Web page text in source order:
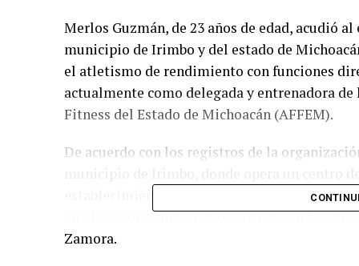
Merlos Guzmán, de 23 años de edad, acudió
municipio de Irimbo y del estado de
el atletismo de rendimiento con funciones
actualmente como delegada y entrenadora
Fitness del Estado de Michoacán (AFFEM).
De acuerdo con los registros de la
establecimiento de alimentación orientada
en Fisicoconstructivismo y Fitness en la
Zamora.